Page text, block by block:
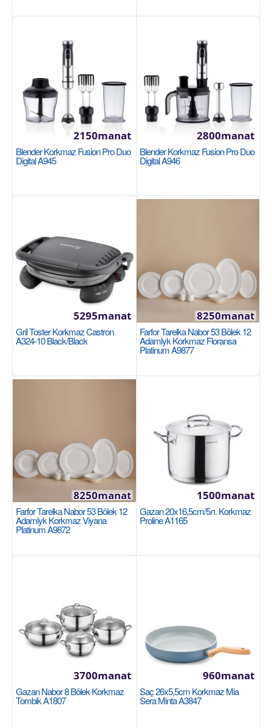
Gazan 24x10см/4.5л Korkmaz Proline Gastro
A2739
Размер: 24x10см / 4.5л 18/10 Cr-Ni нержавеющая
сталь Основание суперкапсулы, обеспечивающее
однор..
Sebede Goş
Размеры: 26х7 см. Внутренний объем: 3.5 литра.
Здоровое приготовление пищи благодаря
керамическо..
1460manat
+Garşylaşdyrmaga goş
Blender Korkmaz Fusion Pro Duo
Digital A945
2150manat
Blender Korkmaz Fusion Pro Duo
Digital A946
2800manat
Gril Toster Korkmaz Castron
A324-10 Black/Black
5295manat
Farfor Tarelka Nabor 53 Bölek 12
Adamlyk Korkmaz Floransa
Platinum A9877
8250manat
Farfor Tarelka Nabor 53 Bölek 12
Adamlyk Korkmaz Viyana
Platinum A9872
8250manat
Gazan 20x16,5cm/5л. Korkmaz
Proline A1165
1500manat
Gazan Nabor 8 Bölek Korkmaz
Tombik A1807
3700manat
Saç 26x5,5cm Korkmaz Mia
Sera Minta A3847
960manat